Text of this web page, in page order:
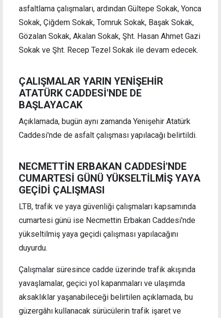
asfaltlama çalışmaları, ardından Gültepe Sokak, Yonca
Sokak, Çiğdem Sokak, Tomruk Sokak, Başak Sokak,
Gözalan Sokak, Akalan Sokak, Şht. Hasan Ahmet Gazi
Sokak ve Şht. Recep Tezel Sokak ile devam edecek.
ÇALIŞMALAR YARIN YENİŞEHİR
ATATÜRK CADDESİ'NDE DE
BAŞLAYACAK
Açıklamada, bugün aynı zamanda Yenişehir Atatürk
Caddesi'nde de asfalt çalışması yapılacağı belirtildi.
NECMETTİN ERBAKAN CADDESİ'NDE
CUMARTESİ GÜNÜ YÜKSELTİLMİŞ YAYA
GEÇİDİ ÇALIŞMASI
LTB, trafik ve yaya güvenliği çalışmaları kapsamında
cumartesi günü ise Necmettin Erbakan Caddesi'nde
yükseltilmiş yaya geçidi çalışması yapılacağını
duyurdu.
Çalışmalar süresince cadde üzerinde trafik akışında
yavaşlamalar, geçici yol kapanmaları ve ulaşımda
aksaklıklar yaşanabileceği belirtilen açıklamada, bu
güzergâhı kullanacak sürücülerin trafik işaret ve